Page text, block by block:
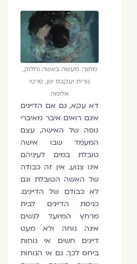
מתוך: מעשה באשה וחלוק,
נורית יעקבס ינון, סרטי
אלומה
דא עקא, גם אם הדיינים
אינם רואים איבר מאיברי
גופה של האישה, עצם
המעמד שבו אישה
טובלת במים לעיניהם
אינו צנוע. אין זה כבודה
של האשה הטובלת וגם
לא כבודם של הדיינים.
כניסת הדיינים לבית
מרחץ המיועד לנשים
אינה נוחה ולא מעט
דיינים חשים אי נוחות
ביחס לכך. גם אי הנוחות